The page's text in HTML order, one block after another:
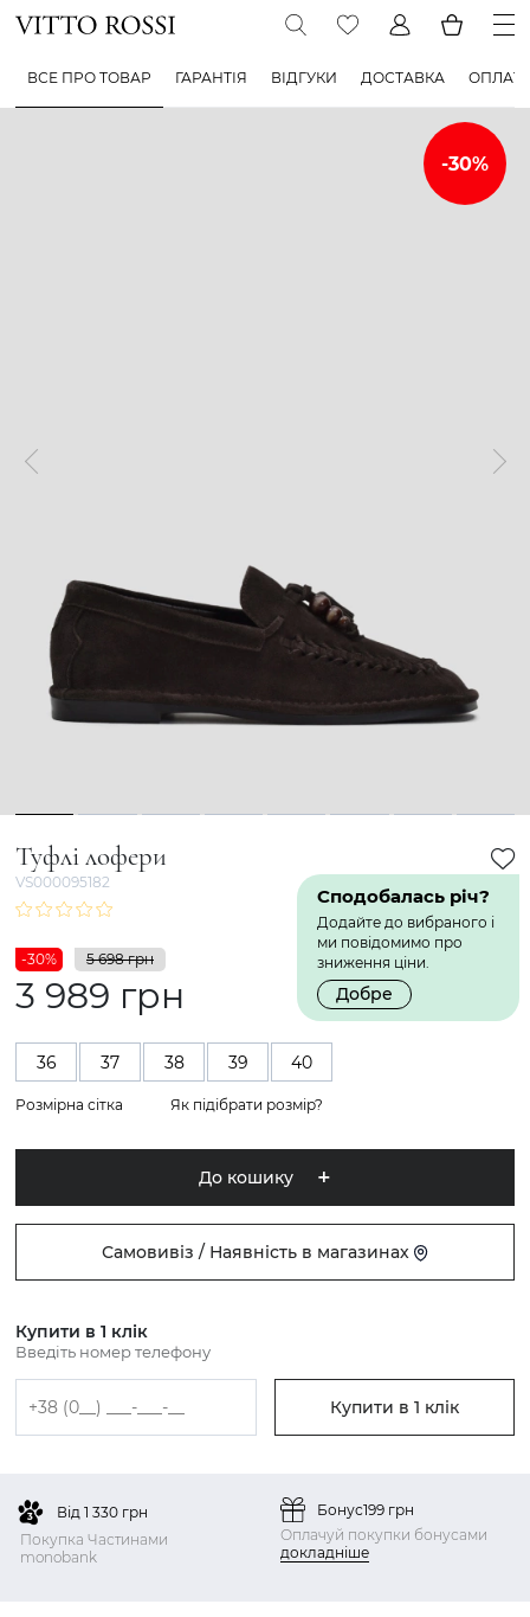
ВСЕ ПРО ТОВАР ГАРАНТІЯ ВІДГУКИ ДОСТАВКА
1 2 3 4 5 6 7 8
Туфлі лофери
VS000095182
Сподобалась річ?
Додайте до вибраного і
ми повідомимо про
зниження ціни.
Добре
-30% 5 698 грн
3 989 грн
36 37 38 39 40
Розмірна сітка Як підібрати розмір?
До кошику
Самовивіз / Наявність в магазинах
Купити в 1 клік
Введіть номер телефону
Купити в 1 клік
Від 1 330 грн
Покупка Частинами
monobank
Бонус199 грн
Оплачуй покупки бонусами
докладніше